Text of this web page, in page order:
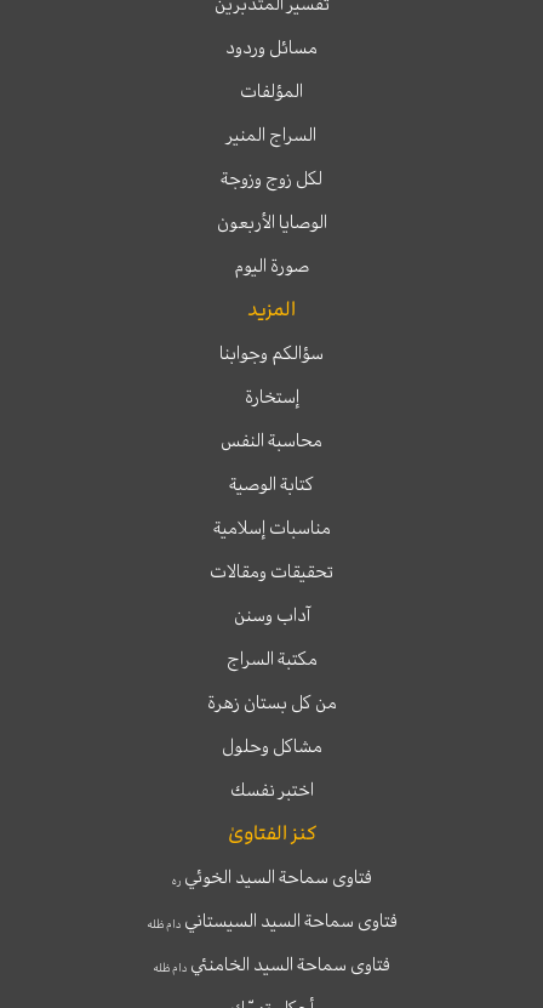
مسائل وردود
المؤلفات
السراج المنير
لكل زوج وزوجة
الوصايا الأربعون
صورة اليوم
المزيد
سؤالكم وجوابنا
إستخارة
محاسبة النفس
كتابة الوصية
مناسبات إسلامية
تحقيقات ومقالات
آداب وسنن
مكتبة السراج
من كل بستان زهرة
مشاكل وحلول
اختبر نفسك
كنز الفتاوىٰ
فتاوى سماحة السيد الخوئيره
فتاوى سماحة السيد السيستانيدام ظله
فتاوى سماحة السيد الخامنئي دام ظله